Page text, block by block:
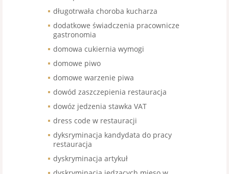
długotrwała choroba kucharza
dodatkowe świadczenia pracownicze
gastronomia
domowa cukiernia wymogi
domowe piwo
domowe warzenie piwa
dowód zaszczepienia restauracja
dowóz jedzenia stawka VAT
dress code w restauracji
dyksryminacja kandydata do pracy
restauracja
dyskryminacja artykuł